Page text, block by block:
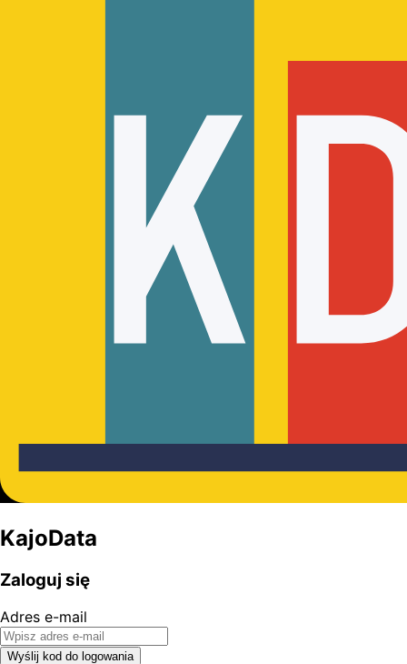
KajoData
Zaloguj się
Adres e-mail
Wyślij kod do logowania